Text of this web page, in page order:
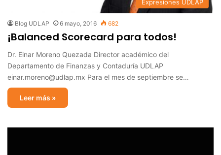
Expresiones UDLAP
Blog UDLAP 6 mayo, 2016 682
¡Balanced Scorecard para todos!
Dr. Einar Moreno Quezada Director académico del
Departamento de Finanzas y Contaduría UDLAP
einar.moreno@udlap.mx Para el mes de septiembre se…
Leer más »